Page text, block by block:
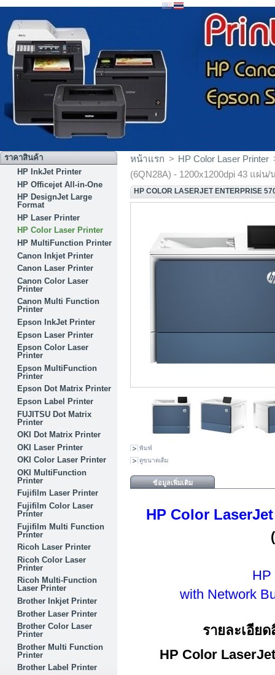
ราคาสินค้า
HP InkJet Printer
HP Officejet All-in-One
HP DesignJet Large
Format
HP Laser Printer
HP Color Laser Printer
HP MultiFunction Printer
Canon Inkjet Printer
Canon Laser Printer
Canon Color Laser
Printer
Canon Multi Function
Printer
Epson InkJet Printer
Epson Laser Printer
Epson Color Laser
Printer
Epson MultiFunction
Printer
Epson Dot Matrix Printer
Epson Label Printer
FUJITSU Dot Matrix
Printer
OKI Dot Matrix Printer
OKI Laser Printer
OKI Color Laser Printer
OKI MultiFunction
Printer
Fujifilm Laser Printer
Fujifilm Color Laser
Printer
Fujifilm Multi Function
Printer
Ricoh Laser Printer
Ricoh Color Laser
Printer
Ricoh Multi-Function
Laser Printer
Brother Inkjet Printer
Brother Laser Printer
Brother Color Laser
Printer
Brother Multi Function
Printer
Brother Label Printer
หน้าแรก > HP Color Laser Printer
(6QN28A) - 1200x1200dpi 43 แผ่น/
HP COLOR LASERJET ENTERPRISE
พิมพ์
ดูขนาดเต็ม
ข้อมูลเพิ่มเติม
HP Color
HP
with Network
รายละเอีย
HP Color